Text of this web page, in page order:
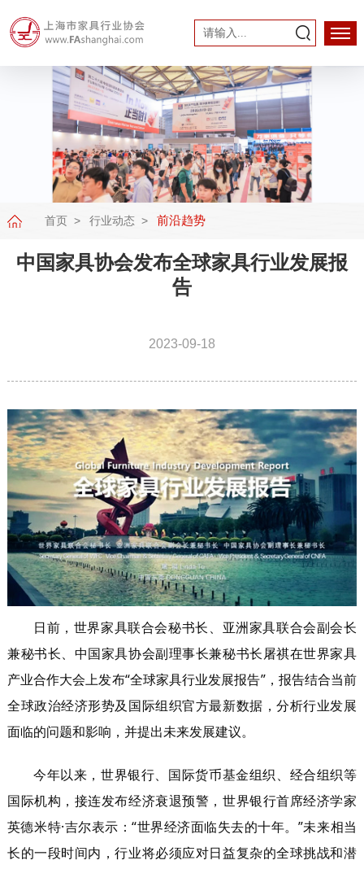
首页 行业动态 前沿趋势
中国家具协会发布全球家具行业发展报
告
2023-09-18
日前，世界家具联合会秘书长、亚洲家具联合会副会长
兼秘书长、中国家具协会副理事长兼秘书长屠祺在世界家具
产业合作大会上发布“全球家具行业发展报告”，报告结合当前
全球政治经济形势及国际组织官方最新数据，分析行业发展
面临的问题和影响，并提出未来发展建议。
今年以来，世界银行、国际货币基金组织、经合组织等
国际机构，接连发布经济衰退预警，世界银行首席经济学家
英德米特·吉尔表示：“世界经济面临失去的十年。”未来相当
长的一段时间内，行业将必须应对日益复杂的全球挑战和潜